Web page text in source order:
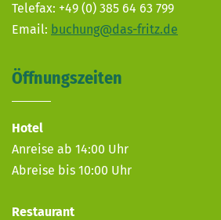
Telefax: +49 (0) 385 64 63 799
Email: buchung@das-fritz.de
Öffnungszeiten
Hotel
Anreise ab 14:00 Uhr
Abreise bis 10:00 Uhr
Restaurant